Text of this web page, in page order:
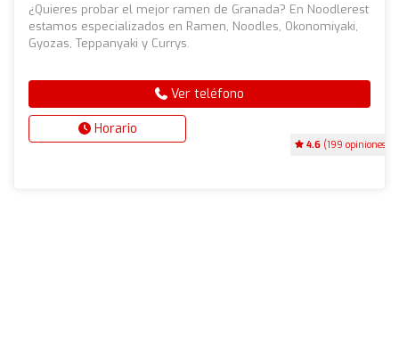
4.6 (199 opiniones)
¿Quieres probar el mejor ramen de Granada? En Noodlerest
estamos especializados en Ramen, Noodles, Okonomiyaki,
Gyozas, Teppanyaki y Currys.
Ver teléfono
Horario